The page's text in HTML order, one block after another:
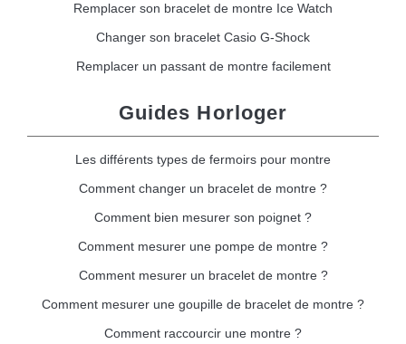
Remplacer son bracelet de montre Ice Watch
Changer son bracelet Casio G-Shock
Remplacer un passant de montre facilement
Guides Horloger
Les différents types de fermoirs pour montre
Comment changer un bracelet de montre ?
Comment bien mesurer son poignet ?
Comment mesurer une pompe de montre ?
Comment mesurer un bracelet de montre ?
Comment mesurer une goupille de bracelet de montre ?
Comment raccourcir une montre ?